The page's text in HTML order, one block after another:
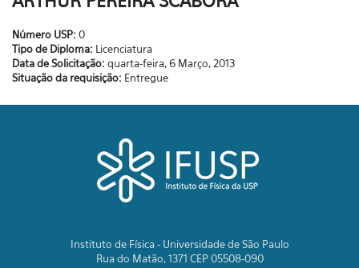
Número USP: 0
Tipo de Diploma: Licenciatura
Data de Solicitação: quarta-feira, 6 Março, 2013
Situação da requisição: Entregue
Instituto de Física - Universidade de São Paulo
Rua do Matão, 1371 CEP 05508-090